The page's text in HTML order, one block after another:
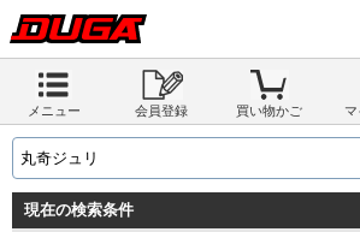
メニュー 会員登録 買い物かご
現在の検索条件